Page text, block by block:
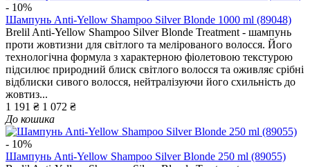
- 10%
Шампунь Anti-Yellow Shampoo Silver Blonde 1000 ml (89048)
Brelil Anti-Yellow Shampoo Silver Blonde Treatment - шампунь
проти жовтизни для світлого та мелірованого волосся. Його
технологічна формула з характерною фіолетовою текстурою
підсилює природний блиск світлого волосся та оживляє срібні
відблиски сивого волосся, нейтралізуючи його схильність до
жовтиз...
1 191 ₴ 1 072 ₴
До кошика
- 10%
Шампунь Anti-Yellow Shampoo Silver Blonde 250 ml (89055)